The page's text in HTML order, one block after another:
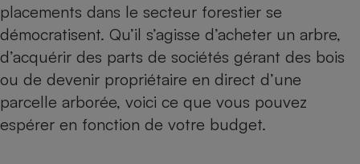
placements dans le secteur forestier se
démocratisent. Qu’il s’agisse d’acheter un arbre,
d’acquérir des parts de sociétés gérant des bois
ou de devenir propriétaire en direct d’une
parcelle arborée, voici ce que vous pouvez
espérer en fonction de votre budget.
bouteille
Banque
Téléviseur
Matelas
Antimoustique